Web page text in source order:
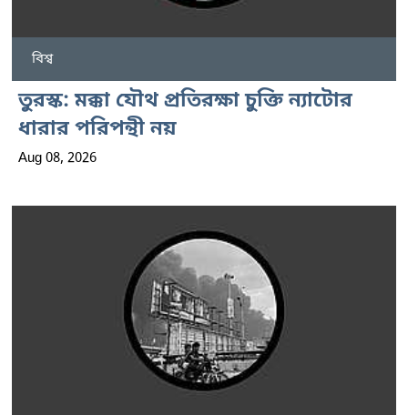
বিশ্ব
তুরস্ক: মক্কা যৌথ প্রতিরক্ষা চুক্তি ন্যাটোর
ধারার পরিপন্থী নয়
Aug 08, 2026